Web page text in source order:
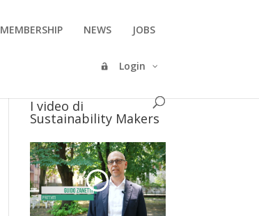
MEMBERSHIP NEWS JOBS
Login
I video di
Sustainability Makers